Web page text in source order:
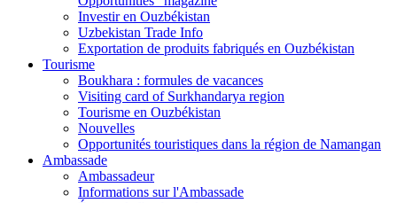
Investir en Ouzbékistan
Uzbekistan Trade Info
Exportation de produits fabriqués en Ouzbékistan
Tourisme
Boukhara : formules de vacances
Visiting card of Surkhandarya region
Tourisme en Ouzbékistan
Nouvelles
Opportunités touristiques dans la région de Namangan
Ambassade
Ambassadeur
Informations sur l'Ambassade